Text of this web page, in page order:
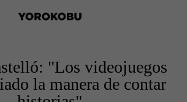
"Los videojuegos
la manera de contar